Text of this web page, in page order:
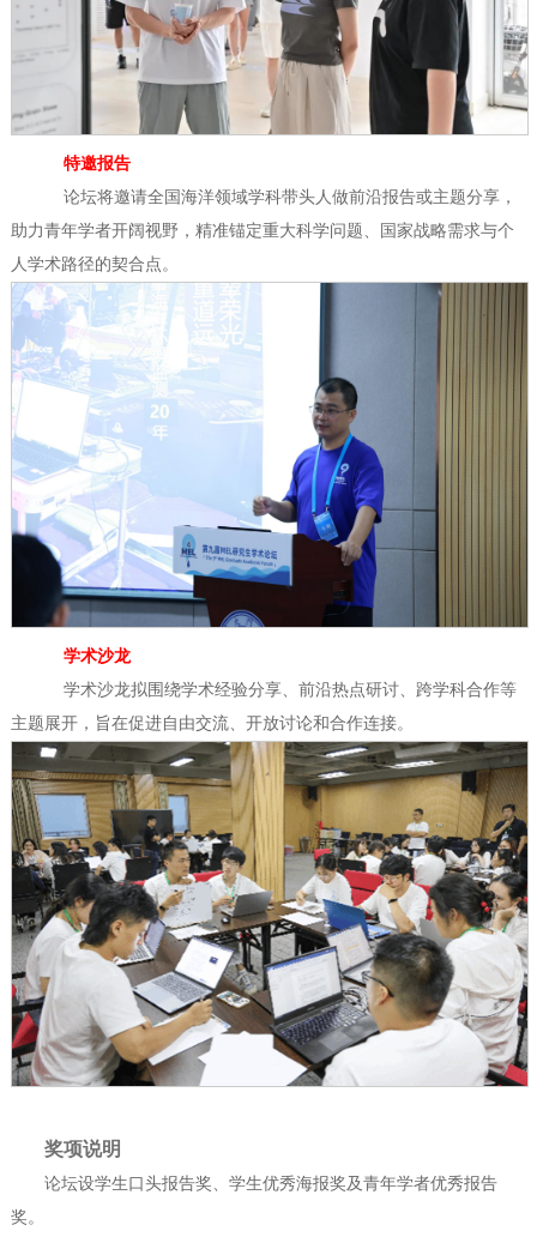
特邀报告
论坛将邀请全国海洋领域学科带头人做前沿报告或主题分享，
助力青年学者开阔视野，精准锚定重大科学问题、国家战略需求与个
人学术路径的契合点。
学术沙龙
学术沙龙拟围绕学术经验分享、前沿热点研讨、跨学科合作等
主题展开，旨在促进自由交流、开放讨论和合作连接。
奖项说明
论坛设学生口头报告奖、学生优秀海报奖及青年学者优秀报告
奖。